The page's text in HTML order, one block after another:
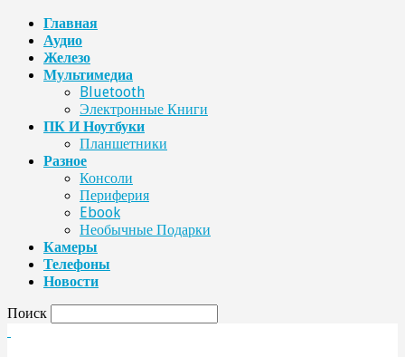
Главная
Аудио
Железо
Мультимедиа
Bluetooth
Электронные Книги
ПК И Ноутбуки
Планшетники
Разное
Консоли
Периферия
Ebook
Необычные Подарки
Камеры
Телефоны
Новости
Поиск